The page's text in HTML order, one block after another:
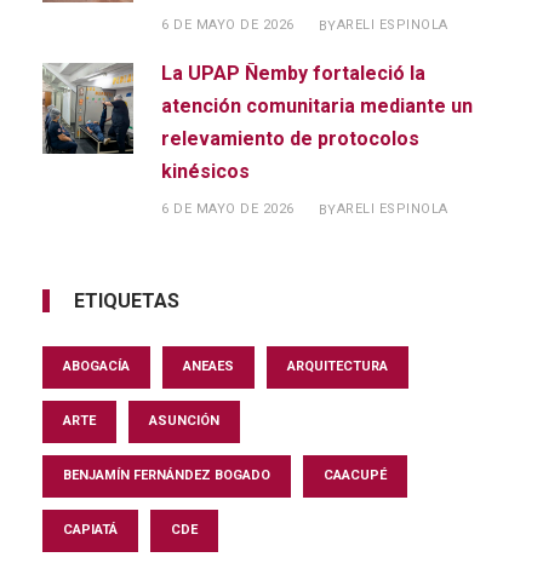
6 DE MAYO DE 2026 BYARELI ESPINOLA
La UPAP Ñemby fortaleció la
atención comunitaria mediante un
relevamiento de protocolos
kinésicos
6 DE MAYO DE 2026 BYARELI ESPINOLA
ETIQUETAS
ABOGACÍA ANEAES ARQUITECTURA
ARTE ASUNCIÓN
BENJAMÍN FERNÁNDEZ BOGADO CAACUPÉ
CAPIATÁ CDE